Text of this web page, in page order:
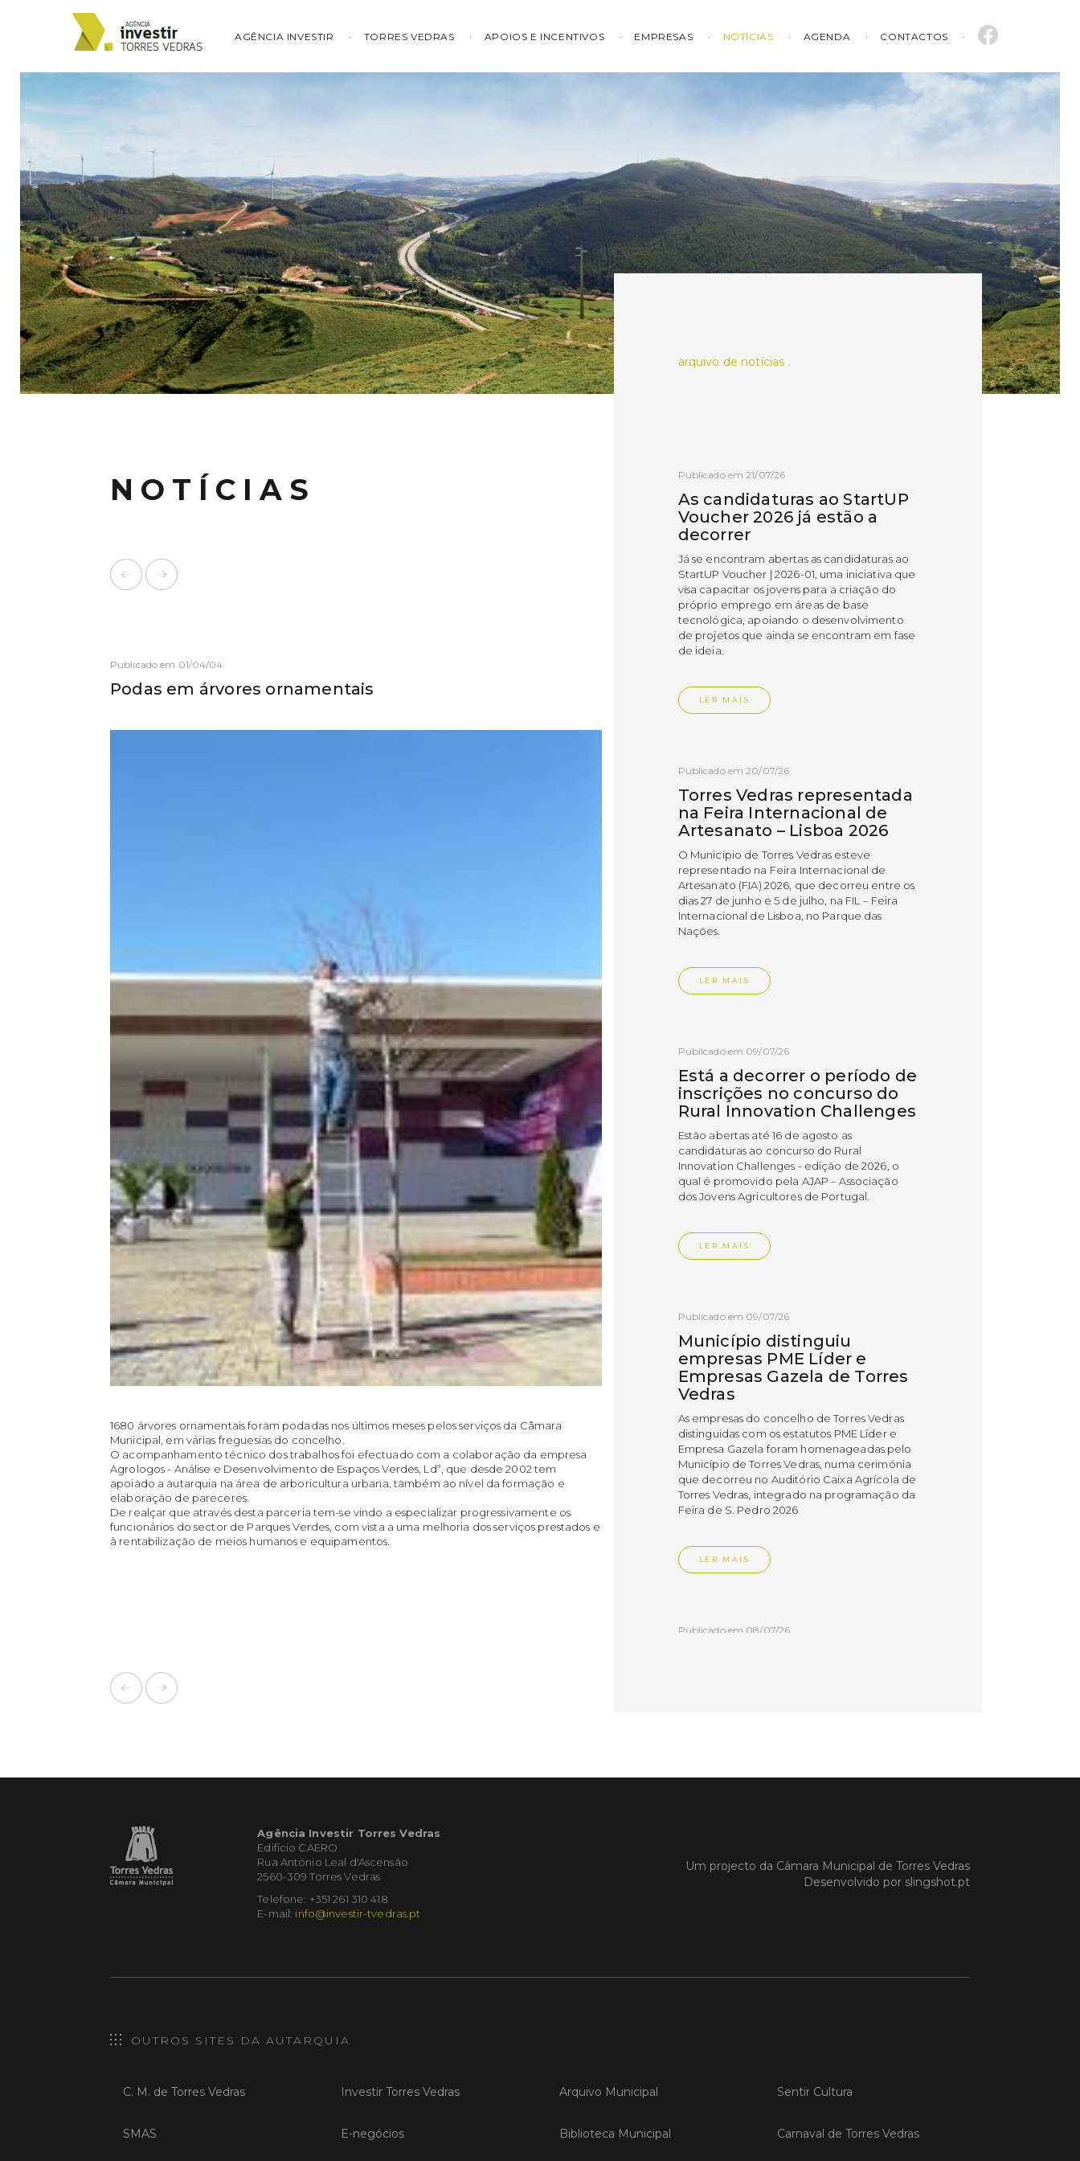
AGÊNCIA INVESTIR TORRES VEDRAS APOIOS E INCENTIVOS EMPRESAS NOTÍCIAS AGENDA CONTACTOS
NOTÍCIAS
Publicado em 01/04/04
Podas em árvores ornamentais
1680 árvores ornamentais foram podadas nos últimos meses pelos serviços da Câmara
Municipal, em várias freguesias do concelho.
O acompanhamento técnico dos trabalhos foi efectuado com a colaboração da empresa
Agrologos - Análise e Desenvolvimento de Espaços Verdes, Ldª, que desde 2002 tem
apoiado a autarquia na área de arboricultura urbana, também ao nível da formação e
elaboração de pareceres.
De realçar que através desta parceria tem-se vindo a especializar progressivamente os
funcionários do sector de Parques Verdes, com vista a uma melhoria dos serviços prestados e
à rentabilização de meios humanos e equipamentos.
arquivo de notícias .
Publicado em 21/07/26
As candidaturas ao StartUP
Voucher 2026 já estão a
decorrer
Já se encontram abertas as candidaturas ao
StartUP Voucher | 2026-01, uma iniciativa que
visa capacitar os jovens para a criação do
próprio emprego em áreas de base
tecnológica, apoiando o desenvolvimento
de projetos que ainda se encontram em fase
de ideia.
LER MAIS
Publicado em 20/07/26
Torres Vedras representada
na Feira Internacional de
Artesanato – Lisboa 2026
O Município de Torres Vedras esteve
representado na Feira Internacional de
Artesanato (FIA) 2026, que decorreu entre os
dias 27 de junho e 5 de julho, na FIL – Feira
Internacional de Lisboa, no Parque das
Nações.
LER MAIS
Publicado em 09/07/26
Está a decorrer o período de
inscrições no concurso do
Rural Innovation Challenges
Estão abertas até 16 de agosto as
candidaturas ao concurso do Rural
Innovation Challenges - edição de 2026, o
qual é promovido pela AJAP – Associação
dos Jovens Agricultores de Portugal.
LER MAIS
Publicado em 09/07/26
Município distinguiu
empresas PME Líder e
Empresas Gazela de Torres
Vedras
As empresas do concelho de Torres Vedras
distinguidas com os estatutos PME Líder e
Empresa Gazela foram homenageadas pelo
Município de Torres Vedras, numa cerimónia
que decorreu no Auditório Caixa Agrícola de
Torres Vedras, integrado na programação da
Feira de S. Pedro 2026
LER MAIS
Publicado em 08/07/26
7 de julho, numa cerimónia realizada no
A Semana INOV-E – Empreender em Torres
Agência Investir Torres Vedras
Edifício CAERO
Rua António Leal d'Ascensão
2560-309 Torres Vedras
Telefone: +351 261 310 418
E-mail: info@investir-tvedras.pt
Um projecto da Câmara Municipal de Torres Vedras
Desenvolvido por slingshot.pt
OUTROS SITES DA AUTARQUIA
C. M. de Torres Vedras
SMAS
Investir Torres Vedras
E-negócios
Arquivo Municipal
Biblioteca Municipal
Sentir Cultura
Carnaval de Torres Vedras